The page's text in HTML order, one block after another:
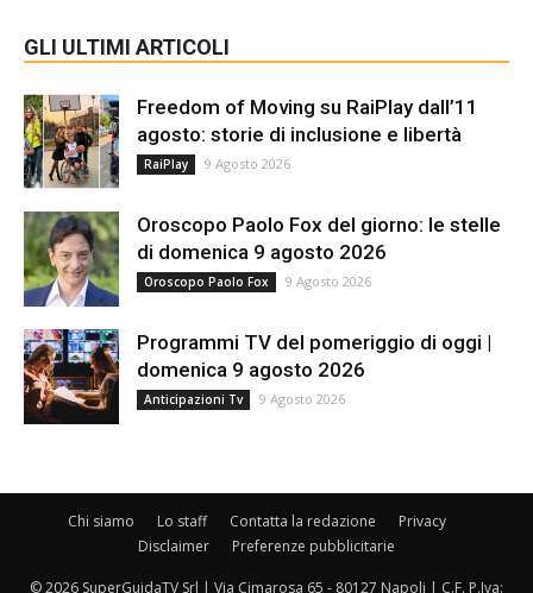
GLI ULTIMI ARTICOLI
Freedom of Moving su RaiPlay dall’11
agosto: storie di inclusione e libertà
RaiPlay 9 Agosto 2026
Oroscopo Paolo Fox del giorno: le stelle
di domenica 9 agosto 2026
Oroscopo Paolo Fox 9 Agosto 2026
Programmi TV del pomeriggio di oggi |
domenica 9 agosto 2026
Anticipazioni Tv 9 Agosto 2026
Chi siamo Lo staff Contatta la redazione
Privacy
Disclaimer
Preferenze pubblicitarie
© 2026 SuperGuidaTV Srl | Via Cimarosa 65 - 80127 Napoli | C.F. P.Iva: